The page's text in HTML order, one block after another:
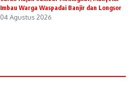
Imbau Warga Waspadai Banjir dan Longsor
04 Agustus 2026